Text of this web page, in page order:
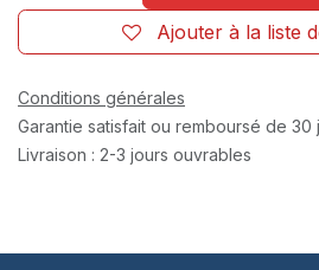
Ajouter à la liste
Conditions générales
Garantie satisfait ou remboursé de 30
Livraison : 2-3 jours ouvrables